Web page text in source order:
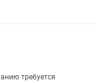
для уборки
График:
требуется